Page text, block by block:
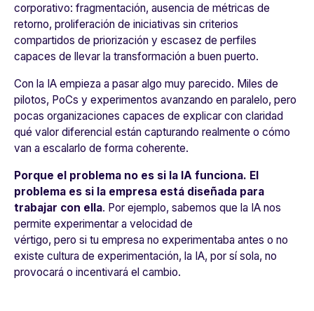
corporativo: fragmentación, ausencia de métricas de
retorno, proliferación de iniciativas sin criterios
compartidos de priorización y escasez de perfiles
capaces de llevar la transformación a buen puerto.
Con la IA empieza a pasar algo muy parecido. Miles de
pilotos, PoCs y experimentos avanzando en paralelo, pero
pocas organizaciones capaces de explicar con claridad
qué valor diferencial están capturando realmente o cómo
van a escalarlo de forma coherente.
Porque el problema no es si la IA funciona. El
problema es si la empresa está diseñada para
trabajar con ella. Por ejemplo, sabemos que la IA nos
permite experimentar a velocidad de
vértigo, pero si tu empresa no experimentaba antes o no
existe cultura de experimentación, la IA, por sí sola, no
provocará o incentivará el cambio.